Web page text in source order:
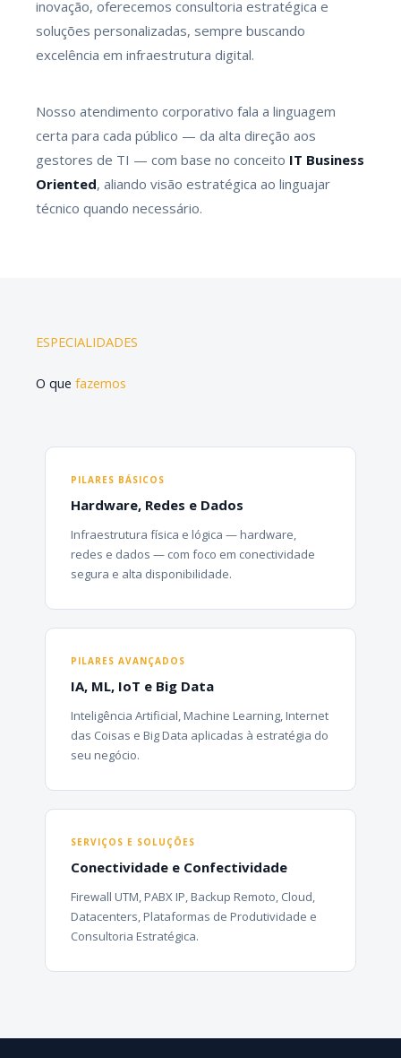
inovação, oferecemos consultoria estratégica e
soluções personalizadas, sempre buscando
excelência em infraestrutura digital.
Nosso atendimento corporativo fala a linguagem
certa para cada público — da alta direção aos
gestores de TI — com base no conceito IT Business
Oriented, aliando visão estratégica ao linguajar
técnico quando necessário.
ESPECIALIDADES
O que fazemos
PILARES BÁSICOS
Hardware, Redes e Dados
Infraestrutura física e lógica — hardware,
redes e dados — com foco em conectividade
segura e alta disponibilidade.
PILARES AVANÇADOS
IA, ML, IoT e Big Data
Inteligência Artificial, Machine Learning, Internet
das Coisas e Big Data aplicadas à estratégia do
seu negócio.
SERVIÇOS E SOLUÇÕES
Conectividade e Confectividade
Firewall UTM, PABX IP, Backup Remoto, Cloud,
Datacenters, Plataformas de Produtividade e
Consultoria Estratégica.